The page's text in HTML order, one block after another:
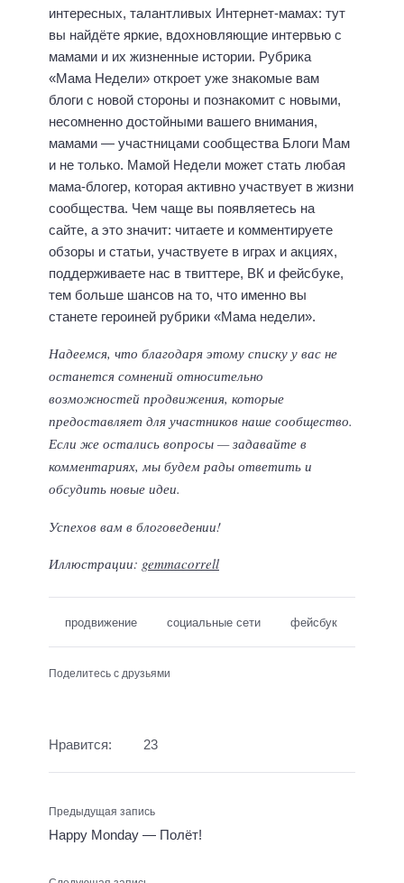
интересных, талантливых Интернет-мамах: тут
вы найдёте яркие, вдохновляющие интервью с
мамами и их жизненные истории. Рубрика
«Мама Недели» откроет уже знакомые вам
блоги с новой стороны и познакомит с новыми,
несомненно достойными вашего внимания,
мамами — участницами сообщества Блоги Мам
и не только. Мамой Недели может стать любая
мама-блогер, которая активно участвует в жизни
сообщества. Чем чаще вы появляетесь на
сайте, а это значит: читаете и комментируете
обзоры и статьи, участвуете в играх и акциях,
поддерживаете нас в твиттере, ВК и фейсбуке,
тем больше шансов на то, что именно вы
станете героиней рубрики «Мама недели».
Надеемся, что благодаря этому списку у вас не
останется сомнений относительно
возможностей продвижения, которые
предоставляет для участников наше сообщество.
Если же остались вопросы — задавайте в
комментариях, мы будем рады ответить и
обсудить новые идеи.
Успехов вам в блоговедении!
Иллюстрации: gemmacorrell
продвижение социальные сети фейсбук
Поделитесь с друзьями
Нравится: 23
Предыдущая запись
Happy Monday — Полёт!